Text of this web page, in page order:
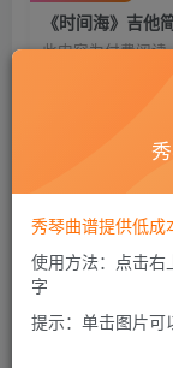
《时间海》吉他
此内容为付费阅读
黄金会
秀琴曲谱提供低成
使用方法：点击右
字
提示：单击图片可